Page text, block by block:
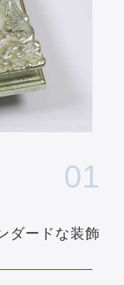
01
ダードな装飾